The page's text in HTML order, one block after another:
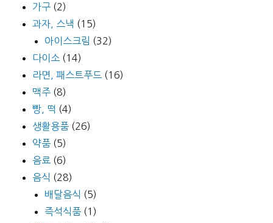
가구 (2)
과자, 스낵 (15)
아이스크림 (32)
다이소 (14)
라면, 패스트푸드 (16)
맥주 (8)
빵, 떡 (4)
생활용품 (26)
약품 (5)
음료 (6)
음식 (28)
배달음식 (5)
즉석식품 (1)